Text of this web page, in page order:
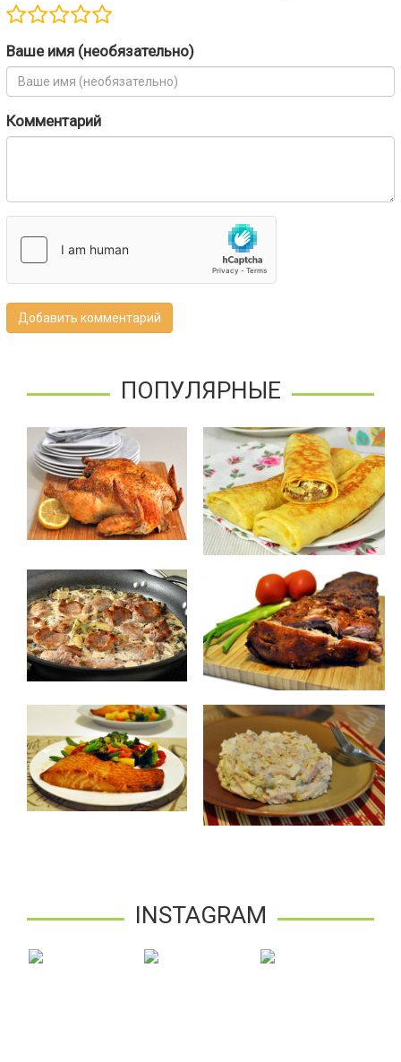
Ваше имя (необязательно)
Комментарий
Добавить комментарий
ПОПУЛЯРНЫЕ
INSTAGRAM